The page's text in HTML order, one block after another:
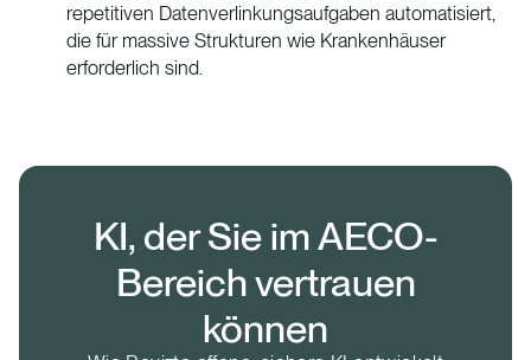
repetitiven Datenverlinkungsaufgaben automatisiert,
die für massive Strukturen wie Krankenhäuser
erforderlich sind.
KI, der Sie im AECO-
Bereich vertrauen
können